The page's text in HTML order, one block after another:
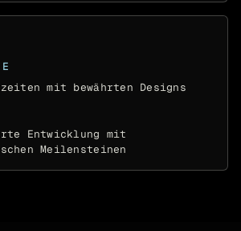
mit bewährten Designs
Entwicklung mit
Meilensteinen